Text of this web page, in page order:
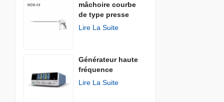
mâchoire courbe
de type presse
Lire La Suite
Générateur haute
fréquence
Lire La Suite